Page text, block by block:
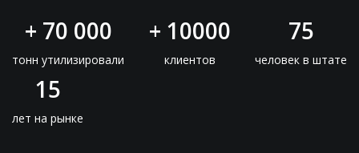
+ 70 000
тонн утилизировали
+ 10000
клиентов
75
человек в штате
15
лет на рынке